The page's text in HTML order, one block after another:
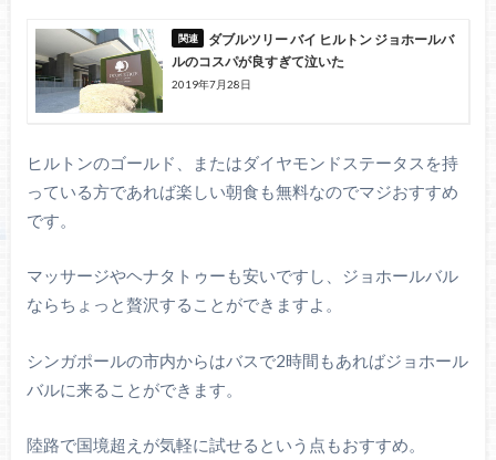
ダブルツリー バイ ヒルトン ジョホールバ
ルのコスパが良すぎて泣いた
2019年7月28日
ヒルトンのゴールド、またはダイヤモンドステータスを持
っている方であれば楽しい朝食も無料なのでマジおすすめ
です。
マッサージやヘナタトゥーも安いですし、ジョホールバル
ならちょっと贅沢することができますよ。
シンガポールの市内からはバスで2時間もあればジョホール
バルに来ることができます。
陸路で国境超えが気軽に試せるという点もおすすめ。